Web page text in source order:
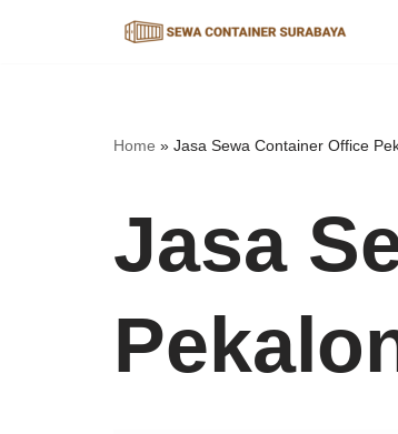
Home » Jasa Sewa Container Office
Jasa